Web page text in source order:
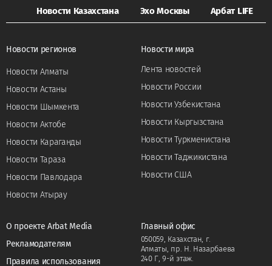
Новости Казахстана Эхо Москвы Арбат LIFE
Новости регионов
Новости Алматы
Новости Астаны
Новости Шымкента
Новости Актобе
Новости Караганды
Новости Тараза
Новости Павлодара
Новости Атырау
Новости мира
Лента новостей
Новости России
Новости Узбекистана
Новости Кыргызстана
Новости Туркменистана
Новости Таджикистана
Новости США
О проекте Arbat Media
Рекламодателям
Правила использования
Главный офис
050059, Казахстан, г.
Алматы, пр. Н. Назарбаева
240 Г, 9-й этаж.